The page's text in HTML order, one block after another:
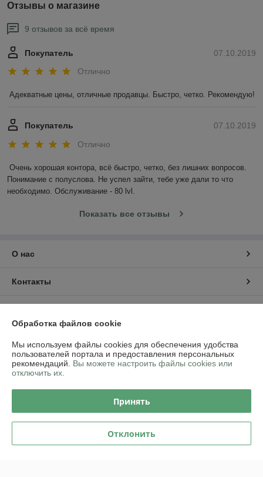
Отзывы о магазине
9 отзывов за всё время
07.10.2019
Покупатель
Отлично
07.10.2019
Покупатель
Отлично
Очень хорошая контора, всё быстро, четко, без лишних вопросов.
Понимание с полуслова. Не успел зайти, тебе уже дали то что
необходимо. Обслуживание - 80 lvl.
Показать все отзывы
О нас
Контакты
Полная версия сайта
Политика обработки cookies
Сайт создан на платформе Deal.by
Обработка файлов cookie
Мы используем файлы cookies для обеспечения удобства
пользователей портала и предоставления персональных
рекомендаций. Вы можете настроить файлы cookies или
отключить их.
Принять
Отклонить